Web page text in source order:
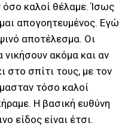
όσο καλοί θέλαμε. Ίσως
απογοητευμένος. Εγώ
αποτέλεσμα. Οι
νικήσουν ακόμα και αν
στο σπίτι τους, με τον
τόσο καλοί
Η βασική ευθύνη
είδος είναι έτσι.